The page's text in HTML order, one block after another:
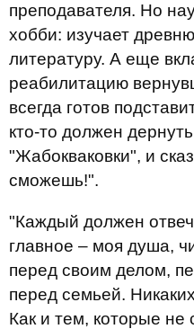
преподавателя. Но
хобби: изучает
литературу. А еще
реабилитацию
всегда готов
кто-то должен
"Жабокваковки", и
сможешь!".
"Каждый должен
главное – моя душа,
перед своим делом,
перед семьей.
Как и тем, которые не